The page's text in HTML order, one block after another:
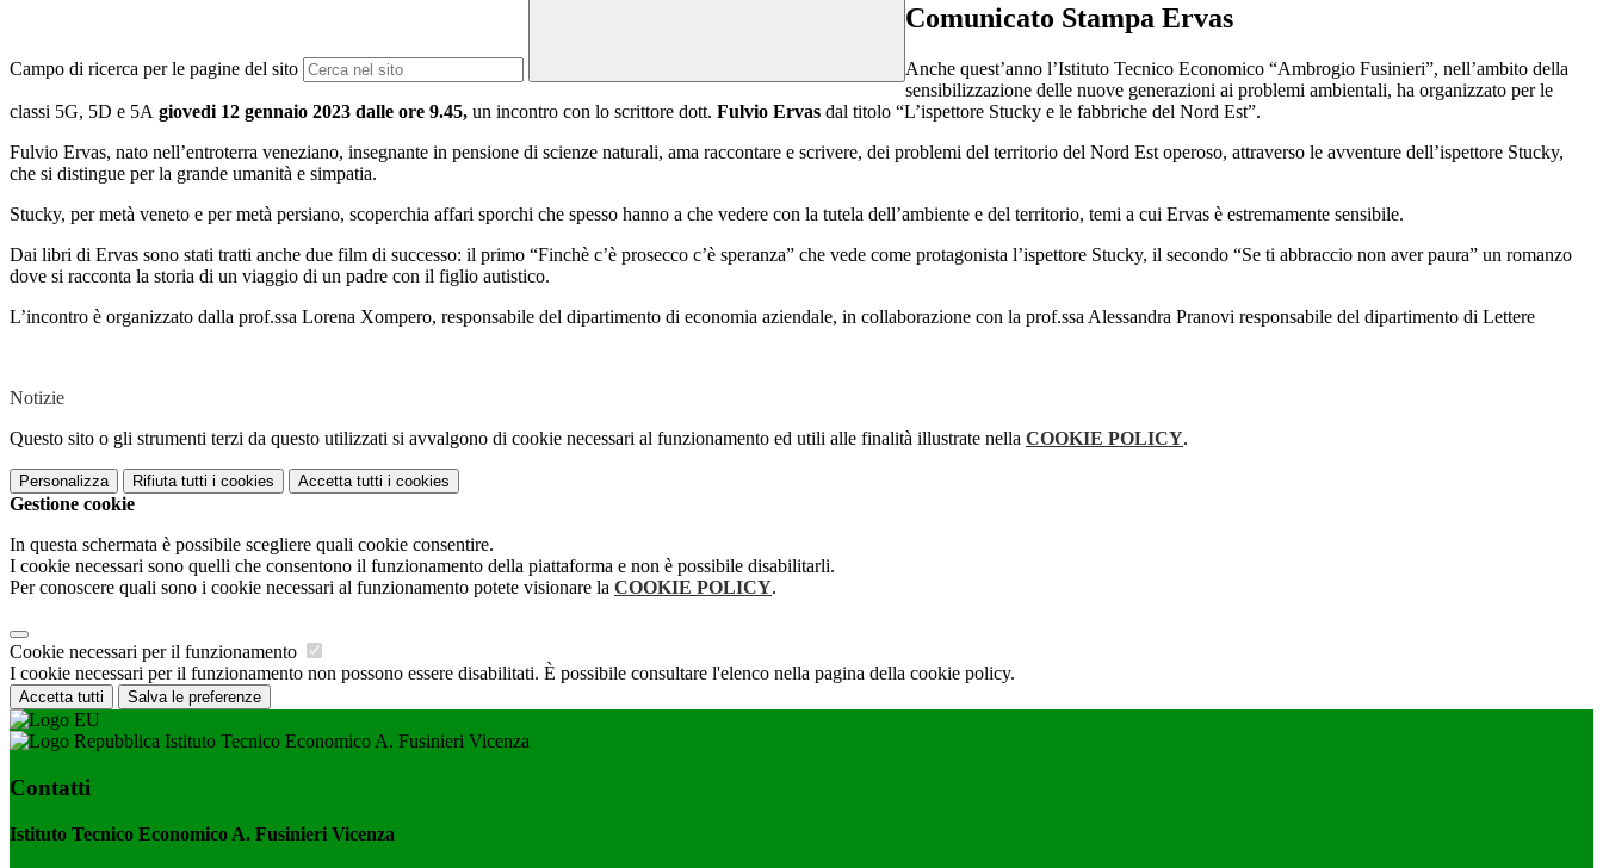
Campo di ricerca per le pagine del sito
Comunicato Stampa Ervas
Anche quest’anno l’Istituto Tecnico Economico “Ambrogio Fusinieri”, nell’ambito della
sensibilizzazione delle nuove generazioni ai problemi ambientali, ha organizzato per le
classi 5G, 5D e 5A giovedi 12 gennaio 2023 dalle ore 9.45, un incontro con lo scrittore dott. Fulvio Ervas dal titolo “L’ispettore Stucky e le fabbriche del Nord Est”.
Fulvio Ervas, nato nell’entroterra veneziano, insegnante in pensione di scienze naturali, ama raccontare e scrivere, dei problemi del territorio del Nord Est operoso, attraverso le avventure dell’ispettore Stucky,
che si distingue per la grande umanità e simpatia.
Stucky, per metà veneto e per metà persiano, scoperchia affari sporchi che spesso hanno a che vedere con la tutela dell’ambiente e del territorio, temi a cui Ervas è estremamente sensibile.
Dai libri di Ervas sono stati tratti anche due film di successo: il primo “Finchè c’è prosecco c’è speranza” che vede come protagonista l’ispettore Stucky, il secondo “Se ti abbraccio non aver paura” un romanzo
dove si racconta la storia di un viaggio di un padre con il figlio autistico.
L’incontro è organizzato dalla prof.ssa Lorena Xompero, responsabile del dipartimento di economia aziendale, in collaborazione con la prof.ssa Alessandra Pranovi responsabile del dipartimento di Lettere
Notizie
Questo sito o gli strumenti terzi da questo utilizzati si avvalgono di cookie necessari al funzionamento ed utili alle finalità illustrate nella COOKIE POLICY.
Personalizza Rifiuta tutti i cookies Accetta tutti i cookies
Gestione cookie
In questa schermata è possibile scegliere quali cookie consentire.
I cookie necessari sono quelli che consentono il funzionamento della piattaforma e non è possibile disabilitarli.
Per conoscere quali sono i cookie necessari al funzionamento potete visionare la COOKIE POLICY.
Cookie necessari per il funzionamento
I cookie necessari per il funzionamento non possono essere disabilitati. È possibile consultare l'elenco nella pagina della cookie policy.
Accetta tutti Salva le preferenze
Istituto Tecnico Economico A. Fusinieri Vicenza
Contatti
Istituto Tecnico Economico A. Fusinieri Vicenza